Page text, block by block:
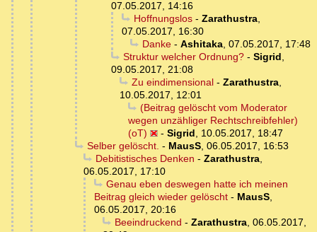
07.05.2017, 14:16
Hoffnungslos- Zarathustra,
07.05.2017, 16:30
Danke- Ashitaka, 07.05.2017, 17:48
Struktur welcher Ordnung?- Sigrid,
09.05.2017, 21:08
Zu eindimensional- Zarathustra,
10.05.2017, 12:01
(Beitrag gelöscht vom Moderator
wegen unzähliger Rechtschreibfehler)
(oT)
- Sigrid, 10.05.2017, 18:47
Selber gelöscht. - MausS, 06.05.2017, 16:53
Debitistisches Denken - Zarathustra,
06.05.2017, 17:10
Genau eben deswegen hatte ich meinen
Beitrag gleich wieder gelöscht - MausS,
06.05.2017, 20:16
Beeindruckend - Zarathustra, 06.05.2017,